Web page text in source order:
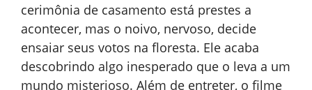
cerimônia de casamento está prestes a
acontecer, mas o noivo, nervoso, decide
ensaiar seus votos na floresta. Ele acaba
descobrindo algo inesperado que o leva a um
mundo misterioso. Além de entreter, o filme